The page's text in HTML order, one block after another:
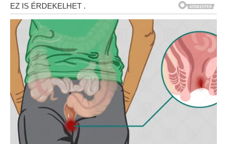
c
e
b
o
o
k
ss
e
n
g
e
r
ai